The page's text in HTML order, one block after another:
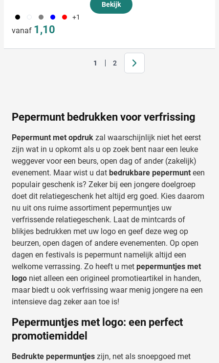
001 002 003 005 008 +1
vanaf 1,10
Bekijk
Je leest momenteel pagina
1 Pagina
2 Volgende
Pepermunt bedrukken voor verfrissing
Pepermunt met opdruk zal waarschijnlijk niet het eerst
zijn wat in u opkomt als u op zoek bent naar een leuke
weggever voor een beurs, open dag of ander (zakelijk)
evenement. Maar wist u dat bedrukbare pepermunt een
populair geschenk is? Zeker bij een jongere doelgroep
doet dit relatiegeschenk het altijd erg goed. Kies daarom
nu uit ons ruime assortiment pepermuntjes uw
verfrissende relatiegeschenk. Laat de mintcards of
blikjes bedrukken met uw logo en geef deze weg op
beurzen, open dagen of andere evenementen. Op open
dagen en festivals is pepermunt namelijk altijd een
welkome verrassing. Zo heeft u met pepermuntjes met
logo niet alleen een origineel promotieartikel in handen,
maar biedt u ook verfrissing waar menig jongere na een
intensieve dag zeker aan toe is!
Pepermuntjes met logo: een perfect
promotiemiddel
Bedrukte pepermuntjes zijn, net als snoepgoed met